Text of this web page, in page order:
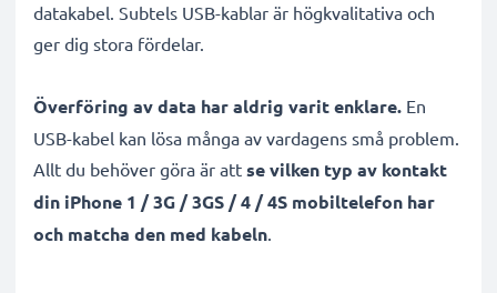
datakabel. Subtels USB-kablar är högkvalitativa och
ger dig stora fördelar.
Överföring av data har aldrig varit enklare. En
USB-kabel kan lösa många av vardagens små problem.
Allt du behöver göra är att se vilken typ av kontakt
din iPhone 1 / 3G / 3GS / 4 / 4S mobiltelefon har
och matcha den med kabeln.